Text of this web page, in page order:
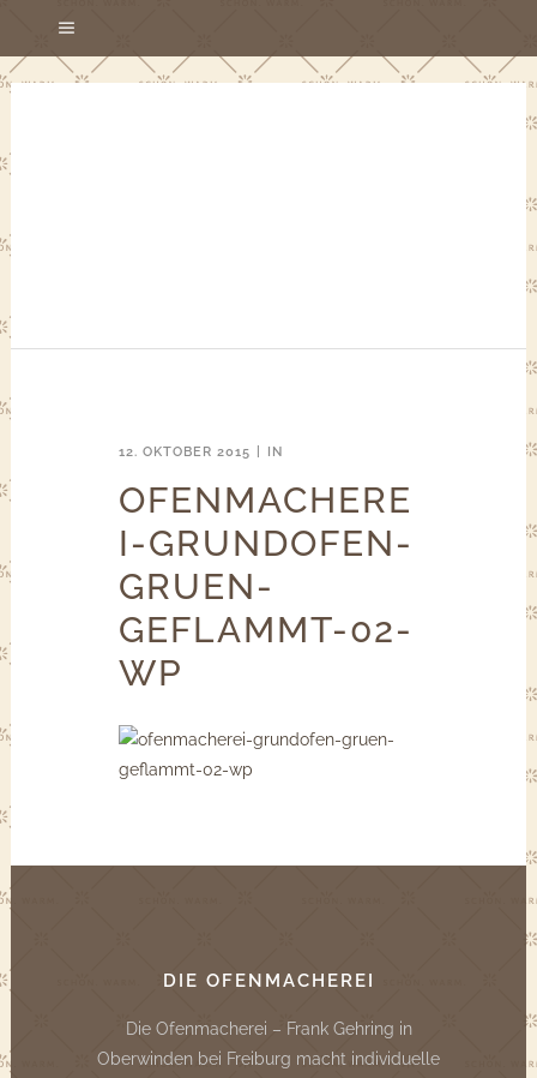
12. OKTOBER 2015 IN
OFENMACHERE
I-GRUNDOFEN-
GRUEN-
GEFLAMMT-02-
WP
DIE OFENMACHEREI
Die Ofenmacherei – Frank Gehring in
Oberwinden bei Freiburg macht individuelle